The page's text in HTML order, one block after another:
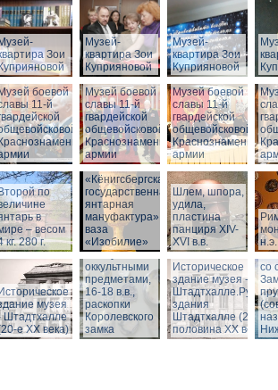
Музей-
Зои
Музей-
квартира Зои
Куприяновой
Музей-
квартира Зои
Куприяновой
боевой
11-й
Краснознаменной
Музей боевой
славы 11-й
гвардейской
общевойсковой
Краснознаменной
армии
Музей боевой
славы 11-й
гвардейской
общевойсковой
Краснознаменной
армии
по
в
– весом
кг. 280 г.
«Кёнигсбергская
государственная
янтарная
мануфактура» -
ваза
«Изобилие»
Шлем, шпора,
удила,
пластина
панциря XIV-
XVI в.в.
Историческое
музея
Штадтхалле
е XX века)
Шкатулка с
оккультными
предметами,
16-18 в.в.,
раскопки
Королевского
замка
Историческое
здание музея -
Штадтхалле.Руины
здания
Штадтхалле (2-я
половина ХХ века)
-
со